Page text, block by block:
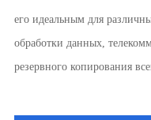
его идеальным для
обработки данных,
резервного копирования